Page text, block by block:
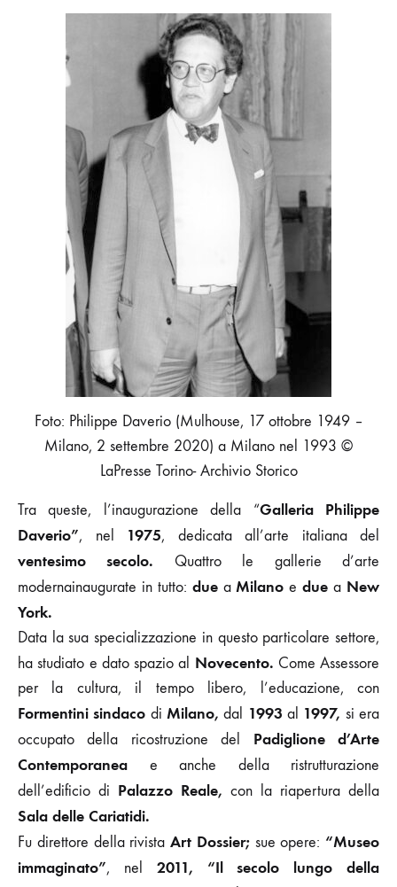
Foto: Philippe Daverio (Mulhouse, 17 ottobre 1949 –
Milano, 2 settembre 2020) a Milano nel 1993 ©
LaPresse Torino- Archivio Storico
Tra queste, l’inaugurazione della “Galleria Philippe
Daverio”, nel 1975, dedicata all’arte italiana del
ventesimo secolo. Quattro le gallerie d’arte
modernainaugurate in tutto: due aMilanoeduea New
York.
Data la sua specializzazione in questo particolare settore,
ha studiato e dato spazio al Novecento. Come Assessore
per la cultura, il tempo libero, l’educazione, con
Formentini sindaco diMilano,dal 1993al 1997, si era
occupato della ricostruzione del Padiglione d’Arte
Contemporanea e anche della ristrutturazione
dell’edificio di Palazzo Reale, con la riapertura della
Sala delle Cariatidi.
Fu direttore della rivista Art Dossier; sue opere: “Museo
immaginato”, nel 2011,
“Il secolo lungo della